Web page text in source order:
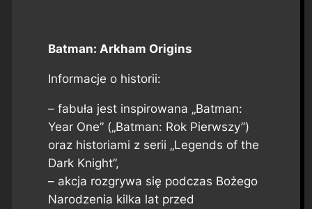
Batman: Arkham Origins
Informacje o historii:
– fabuła jest inspirowana „Batman:
Year One” („Batman: Rok Pierwszy”)
oraz historiami z serii „Legends of the
Dark Knight”,
– akcja rozgrywa się podczas Bożego
Narodzenia kilka lat przed